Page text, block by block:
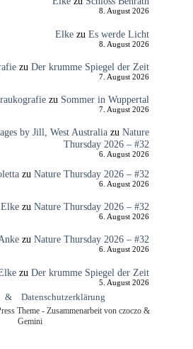
8. August 2026
Elkezu Es werde Licht
8. August 2026
zu Der krumme Spiegel der Zeit
7. August 2026
zu Sommer in Wuppertal
7. August 2026
by Jill, West Australiazu Nature
Thursday 2026 – #32
6. August 2026
zu Nature Thursday 2026 – #32
6. August 2026
Elkezu Nature Thursday 2026 – #32
6. August 2026
zu Nature Thursday 2026 – #32
6. August 2026
zu Der krumme Spiegel der Zeit
5. August 2026
& Datenschutzerklärung
Theme - Zusammenarbeit von czoczo &
Gemini